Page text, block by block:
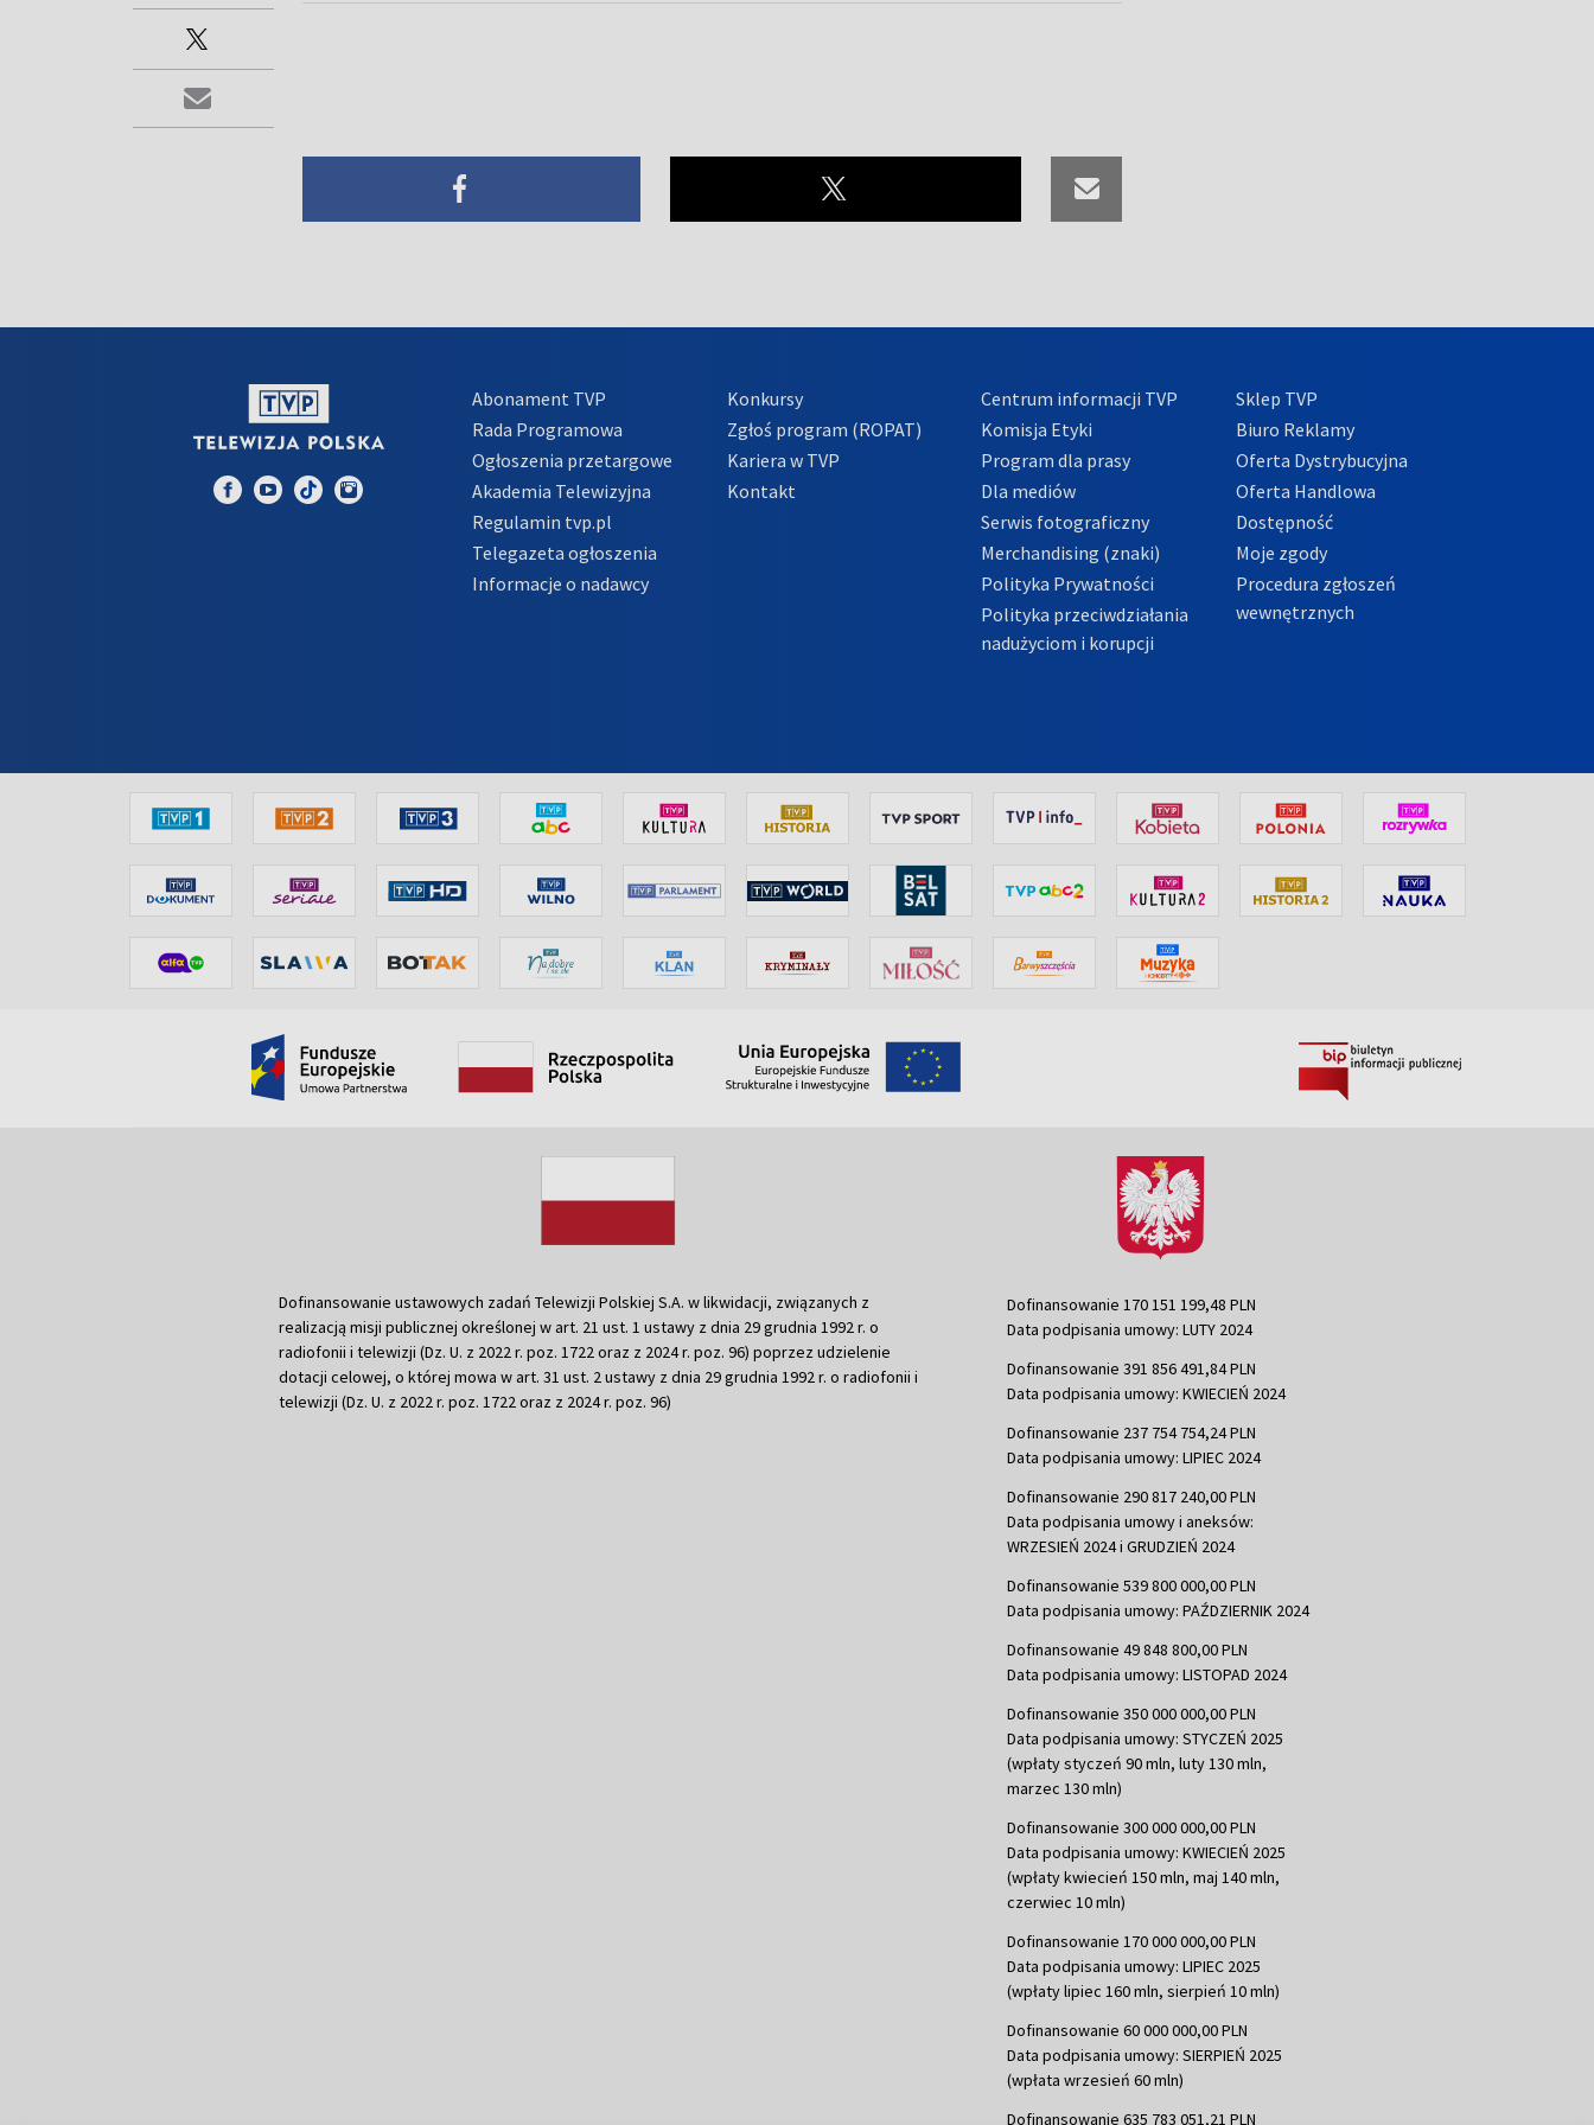
Abonament TVP
Rada Programowa
Ogłoszenia przetargowe
Akademia Telewizyjna
Regulamin tvp.pl
Telegazeta ogłoszenia
Informacje o nadawcy
Konkursy
Zgłoś program (ROPAT)
Kariera w TVP
Kontakt
Centrum informacji TVP
Komisja Etyki
Program dla prasy
Dla mediów
Serwis fotograficzny
Merchandising (znaki)
Polityka Prywatności
Polityka przeciwdziałania
nadużyciom i korupcji
Sklep TVP
Biuro Reklamy
Oferta Dystrybucyjna
Oferta Handlowa
Dostępność
Moje zgody
Procedura zgłoszeń
wewnętrznych
Dofinansowanie ustawowych zadań Telewizji Polskiej S.A. w likwidacji, związanych z
realizacją misji publicznej określonej w art. 21 ust. 1 ustawy z dnia 29 grudnia 1992 r. o
radiofonii i telewizji (Dz. U. z 2022 r. poz. 1722 oraz z 2024 r. poz. 96) poprzez udzielenie
dotacji celowej, o której mowa w art. 31 ust. 2 ustawy z dnia 29 grudnia 1992 r. o radiofonii i
telewizji (Dz. U. z 2022 r. poz. 1722 oraz z 2024 r. poz. 96)
Dofinansowanie 170 151 199,48 PLN
Data podpisania umowy: LUTY 2024
Dofinansowanie 391 856 491,84 PLN
Data podpisania umowy: KWIECIEŃ 2024
Dofinansowanie 237 754 754,24 PLN
Data podpisania umowy: LIPIEC 2024
Dofinansowanie 290 817 240,00 PLN
Data podpisania umowy i aneksów:
WRZESIEŃ 2024 i GRUDZIEŃ 2024
Dofinansowanie 539 800 000,00 PLN
Data podpisania umowy: PAŹDZIERNIK 2024
Dofinansowanie 49 848 800,00 PLN
Data podpisania umowy: LISTOPAD 2024
Dofinansowanie 350 000 000,00 PLN
Data podpisania umowy: STYCZEŃ 2025
(wpłaty styczeń 90 mln, luty 130 mln,
marzec 130 mln)
Dofinansowanie 300 000 000,00 PLN
Data podpisania umowy: KWIECIEŃ 2025
(wpłaty kwiecień 150 mln, maj 140 mln,
czerwiec 10 mln)
Dofinansowanie 170 000 000,00 PLN
Data podpisania umowy: LIPIEC 2025
(wpłaty lipiec 160 mln, sierpień 10 mln)
Dofinansowanie 60 000 000,00 PLN
Data podpisania umowy: SIERPIEŃ 2025
(wpłata wrzesień 60 mln)
Dofinansowanie 635 783 051,21 PLN